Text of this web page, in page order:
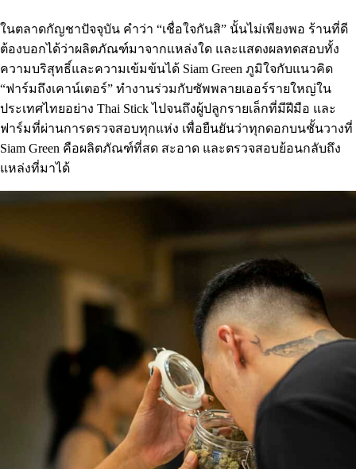
ในตลาดกัญชาปัจจุบัน คำว่า “เชื่อใจกันสิ” นั้นไม่เพียงพอ ร้านที่ดี
ต้องบอกได้ว่าผลิตภัณฑ์มาจากแหล่งใด และแสดงผลทดสอบทั้ง
ความบริสุทธิ์และความเข้มข้นได้ Siam Green ภูมิใจกับแนวคิด
“ฟาร์มถึงเคาน์เตอร์” ทำงานร่วมกับซัพพลายเออร์รายใหญ่ใน
ประเทศไทยอย่าง Thai Stickไปจนถึงผู้ปลูกรายเล็กที่มีฝีมือ และ
ฟาร์มที่ผ่านการตรวจสอบทุกแห่ง เพื่อยืนยันว่าทุกดอกบนชั้นวางที่
Siam Green คือผลิตภัณฑ์ที่สด สะอาด และตรวจสอบย้อนกลับถึง
แหล่งที่มาได้